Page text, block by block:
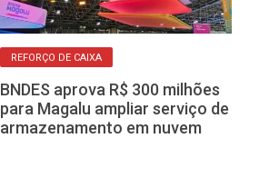
REFORÇO DE CAIXA
BNDES aprova R$ 300 milhões
para Magalu ampliar serviço de
armazenamento em nuvem